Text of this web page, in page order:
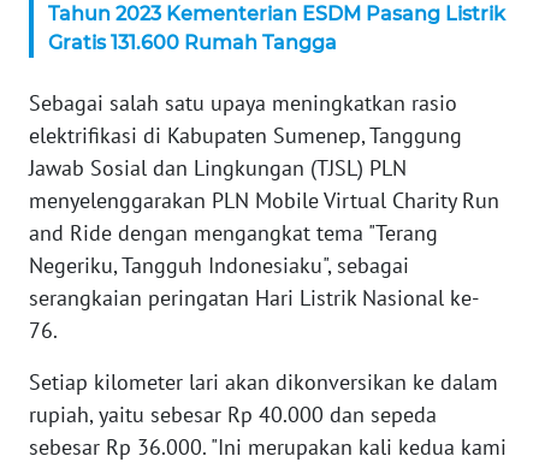
Tahun 2023 Kementerian ESDM Pasang Listrik
Gratis 131.600 Rumah Tangga
Sebagai salah satu upaya meningkatkan rasio
elektrifikasi di Kabupaten Sumenep, Tanggung
Jawab Sosial dan Lingkungan (TJSL) PLN
menyelenggarakan PLN Mobile Virtual Charity Run
and Ride dengan mengangkat tema "Terang
Negeriku, Tangguh Indonesiaku", sebagai
serangkaian peringatan Hari Listrik Nasional ke-
76.
Setiap kilometer lari akan dikonversikan ke dalam
rupiah, yaitu sebesar Rp 40.000 dan sepeda
sebesar Rp 36.000. "Ini merupakan kali kedua kami
WN
WN
RIAU
WN
SERAMBI
WN
SULTRA